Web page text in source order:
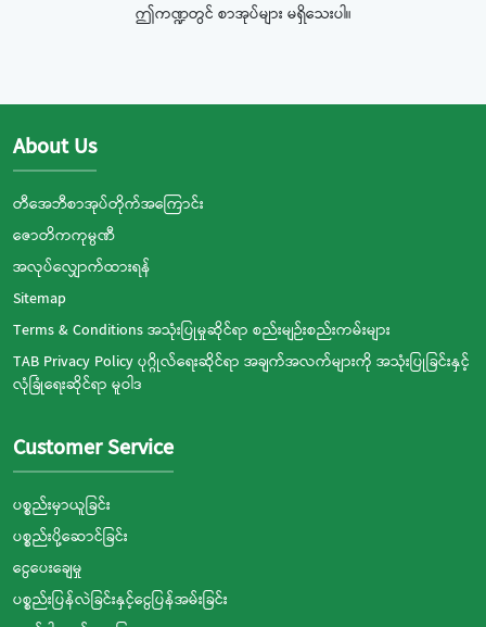
ဤကဏ္ဍတွင် စာအုပ်များ မရှိသေးပါ။
About Us
တီအေဘီစာအုပ်တိုက်အကြောင်း
ဇောတိကကုမ္ပဏီ
အလုပ်လျှောက်ထားရန်
Sitemap
Terms & Conditions အသုံးပြုမှုဆိုင်ရာ စည်းမျဉ်းစည်းကမ်းများ
TAB Privacy Policy ပုဂ္ဂိုလ်ရေးဆိုင်ရာ အချက်အလက်များကို အသုံးပြုခြင်းနှင့်
လုံခြုံရေးဆိုင်ရာ မူဝါဒ
Customer Service
ပစ္စည်းမှာယူခြင်း
ပစ္စည်းပို့ဆောင်ခြင်း
ငွေပေးချေမှု
ပစ္စည်းပြန်လဲခြင်းနှင့်ငွေပြန်အမ်းခြင်း